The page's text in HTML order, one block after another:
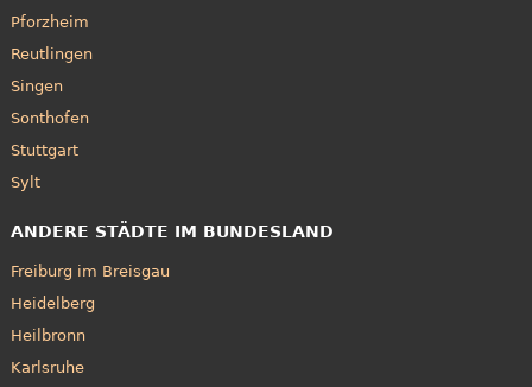
Pforzheim
Reutlingen
Singen
Sonthofen
Stuttgart
Sylt
ANDERE STÄDTE IM BUNDESLAND
Freiburg im Breisgau
Heidelberg
Heilbronn
Karlsruhe